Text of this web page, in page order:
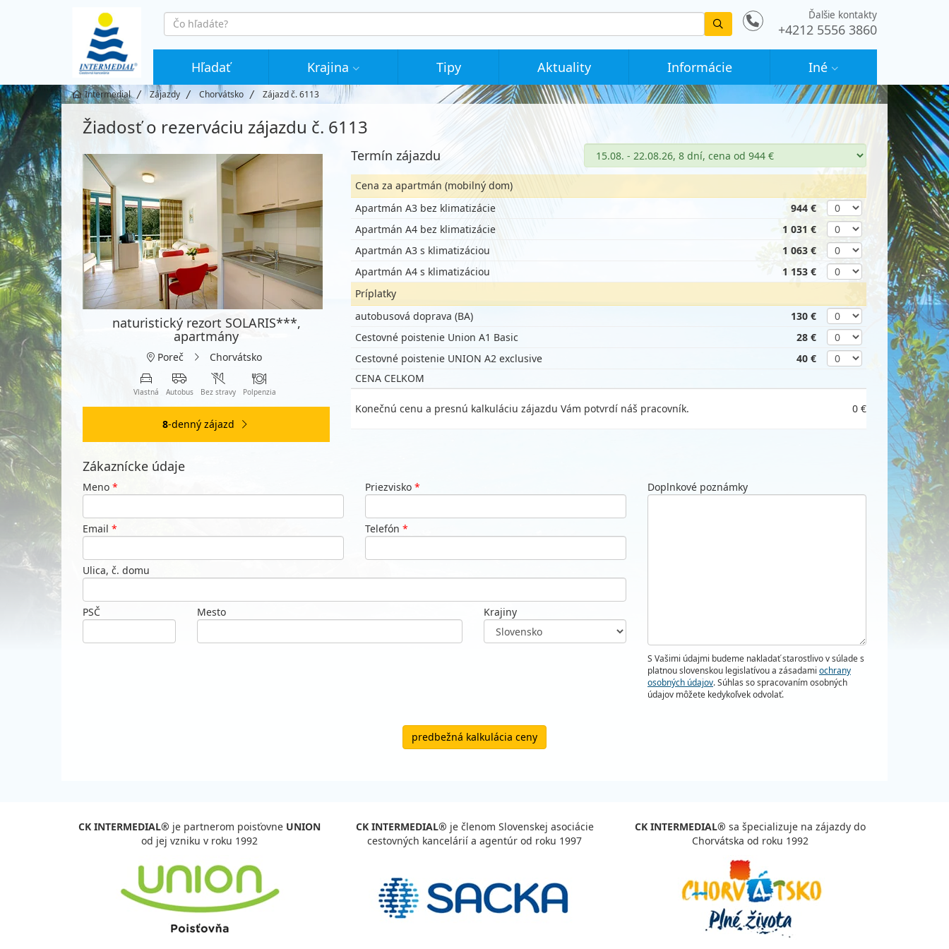
co
hledáte
Vyhledat
Ďalšie kontakty
+4212 5556 3860
Hľadať Krajina Tipy Aktuality Informácie Iné
Intermedial Zájazdy Chorvátsko Zájazd č. 6113
Žiadosť o rezerváciu zájazdu č. 6113
naturistický rezort SOLARIS***,
apartmány
Poreč Chorvátsko
Vlastná Autobus Bez stravy Polpenzia
8-denný zájazd
Termín zájazdu
Cena za apartmán (mobilný dom)
Apartmán A3 bez klimatizácie
944 €
Apartmán A4 bez klimatizácie
1 031 €
Apartmán A3 s klimatizáciou
1 063 €
Apartmán A4 s klimatizáciou
1 153 €
Príplatky
autobusová doprava (BA)
130 €
Cestovné poistenie Union A1 Basic
28 €
Cestovné poistenie UNION A2 exclusive
40 €
CENA CELKOM
Konečnú cenu a presnú kalkuláciu zájazdu Vám potvrdí náš pracovník. 0 €
Zákaznícke údaje
Meno * Priezvisko *
Email * Telefón *
Ulica, č. domu
PSČ Mesto Krajiny
Doplnkové poznámky
S Vašimi údajmi budeme nakladať starostlivo v súlade s
platnou slovenskou legislatívou a zásadami ochrany
osobných údajov. Súhlas so spracovaním osobných
údajov môžete kedykoľvek odvolať.
predbežná kalkulácia ceny
CK INTERMEDIAL® je partnerom poisťovne UNION
od jej vzniku v roku 1992
CK INTERMEDIAL® je členom Slovenskej asociácie
cestovných kancelárií a agentúr od roku 1997
CK INTERMEDIAL® sa špecializuje na zájazdy do
Chorvátska od roku 1992